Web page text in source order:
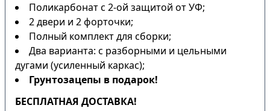
Поликарбонат с 2-ой защитой от УФ;
2 двери и 2 форточки;
Полный комплект для сборки;
Два варианта: с разборными и цельными
дугами (усиленный каркас);
Грунтозацепы в подарок!
БЕСПЛАТНАЯ ДОСТАВКА!